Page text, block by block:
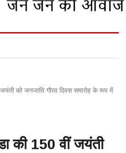
को जनजाति गौरव दिवस समारोह के रूप में
की 150 वीं जयंती